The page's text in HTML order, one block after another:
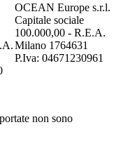
OCEAN Europe s.r.l.
Capitale sociale
100.000,00 - R.E.A.
Milano 1764631
P.Iva: 04671230961
non sono